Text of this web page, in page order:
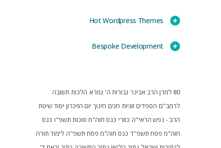
Hot Wordpress Themes
Bespoke Development
80 למרן הרב אבינר גבורות ה' גמרא הלכות תשובה
לרמב"ם הספדים זוגיות חגים חינוך יום הזיכרון יסוד שיטת
הרב - נפש הראי"ה כוזרי כנס חוה"מ סוכות תשפ"ו כנס
חוה"מ פסח תשפ"ד כנס חוה"מ פסח תשפ"ה לימוד תורה